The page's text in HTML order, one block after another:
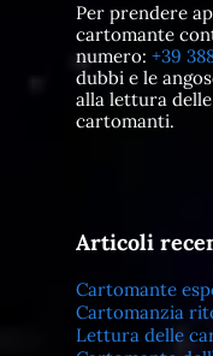
Per prendere
cartomante
numero: +39
dubbi e le
alla lettura
cartomanti.
Articoli
Cartomante
Cartomanzia
Lettura delle